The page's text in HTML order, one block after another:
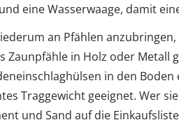
eine Wasserwaage, damit
an Pfählen
Zaunpfähle in Holz oder Metall
in den
Traggewicht geeignet. Wer
und Sand auf die